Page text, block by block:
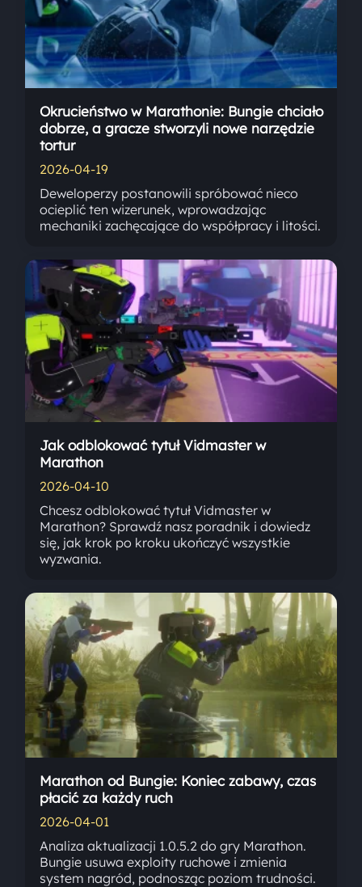
Okrucieństwo w Marathonie: Bungie chciało
dobrze, a gracze stworzyli nowe narzędzie
tortur
2026-04-19
Deweloperzy postanowili spróbować nieco
ocieplić ten wizerunek, wprowadzając
mechaniki zachęcające do współpracy i litości.
Jak odblokować tytuł Vidmaster w
Marathon
2026-04-10
Chcesz odblokować tytuł Vidmaster w
Marathon? Sprawdź nasz poradnik i dowiedz
się, jak krok po kroku ukończyć wszystkie
wyzwania.
Marathon od Bungie: Koniec zabawy, czas
płacić za każdy ruch
2026-04-01
Analiza aktualizacji 1.0.5.2 do gry Marathon.
Bungie usuwa exploity ruchowe i zmienia
system nagród, podnosząc poziom trudności.